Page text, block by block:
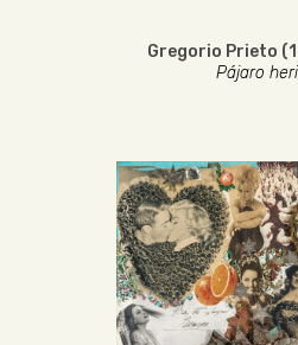
Gregorio Prieto
Pájaro